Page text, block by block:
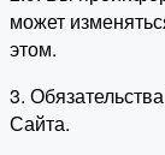
может
этом.
3.
Сайта.